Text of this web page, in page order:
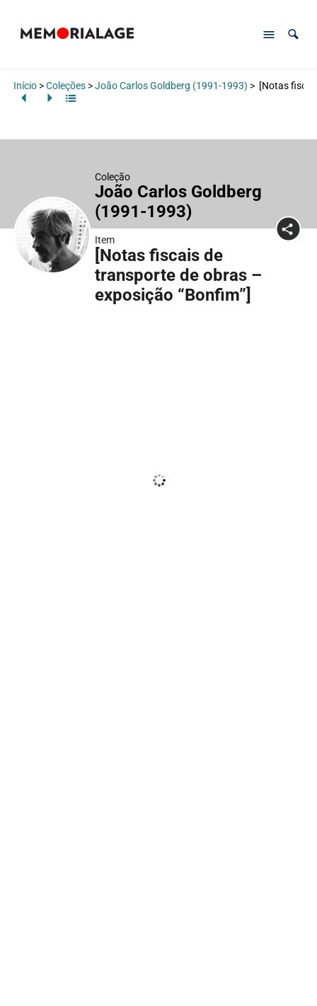
Início>Coleções>João Carlos Goldberg (1991-1993) > [Notas
Coleção
João Carlos Goldberg
(1991-1993)
Item
[Notas fiscais de
transporte de obras –
exposição “Bonfim”]